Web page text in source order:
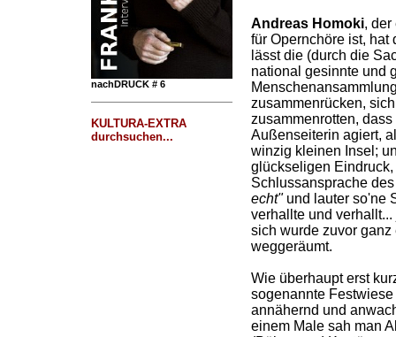
nachDRUCK # 6
KULTURA-EXTRA
durchsuchen...
Andreas Homoki, der
für Opernchöre ist, hat
lässt die (durch die
national gesinnte und
zusammenrücken,
zusammenrotten,
Außenseiterin agiert,
winzig kleinen Insel;
glückseligen
Schlussansprache
echt"und lauter so'ne
verhallte und
sich wurde zuvor
weggeräumt.
Wie überhaupt erst
sogenannte
annähernd und
einem Male sah man